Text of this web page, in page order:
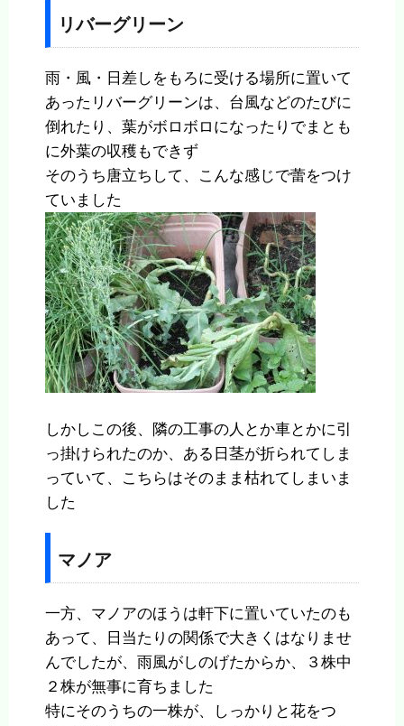
リバーグリーン
雨・風・日差しをもろに受ける場所に置いて
あったリバーグリーンは、台風などのたびに
倒れたり、葉がボロボロになったりでまとも
に外葉の収穫もできず
そのうち唐立ちして、こんな感じで蕾をつけ
ていました
しかしこの後、隣の工事の人とか車とかに引
っ掛けられたのか、ある日茎が折られてしま
っていて、こちらはそのまま枯れてしまいま
した
マノア
一方、マノアのほうは軒下に置いていたのも
あって、日当たりの関係で大きくはなりませ
んでしたが、雨風がしのげたからか、３株中
２株が無事に育ちました
特にそのうちの一株が、しっかりと花をつ